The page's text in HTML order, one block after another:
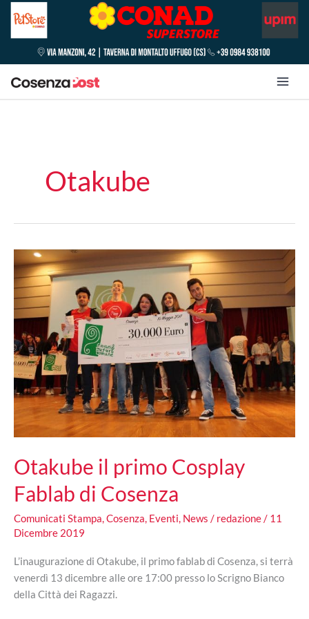
Otakube
Otakube il primo Cosplay
Fablab di Cosenza
Comunicati Stampa,Cosenza, Eventi, News / redazione/ 11
Dicembre 2019
L’inaugurazione di Otakube, il primo fablab di Cosenza, si terrà
venerdì 13 dicembre alle ore 17:00 presso lo Scrigno Bianco
della Città dei Ragazzi.